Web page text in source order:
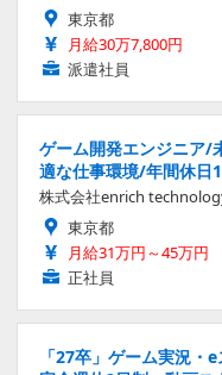
東京都
月給30万7,800円
派遣社員
ゲーム開発エンジニア/
適な仕事環境/年間休日
株式会社enrich
東京都
月給31万円～45万円
正社員
「27卒」ゲーム実況・